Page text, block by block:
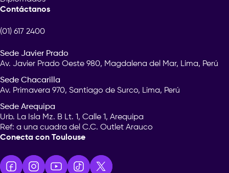
Contáctanos
(01) 617 2400
Sede Javier Prado
Av. Javier Prado Oeste 980, Magdalena del Mar, Lima, Perú
Sede Chacarilla
Av. Primavera 970, Santiago de Surco, Lima, Perú
Sede Arequipa
Urb. La Isla Mz. B Lt. 1, Calle 1, Arequipa
Ref: a una cuadra del C.C. Outlet Arauco
Conecta con Toulouse